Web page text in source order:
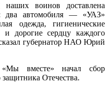
воинов доставлена
два автомобиля — «УАЗ»
одежда, гигиенические
дорогие сердцу каждого
губернатор НАО Юрий
вместе» начал сбор
Отечества.